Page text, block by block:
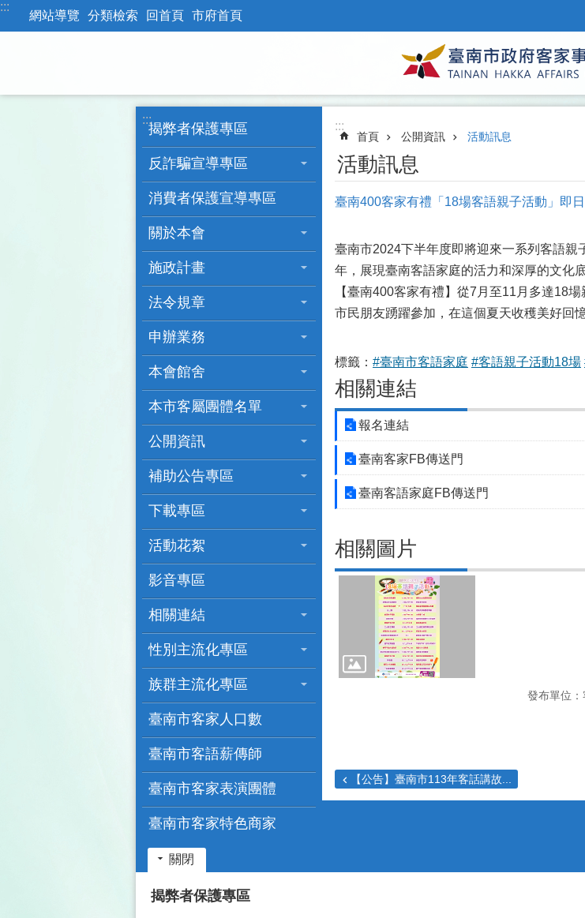
跳到主要內容區塊
:::
網站導覽 分類檢索 回首頁 市府首頁
:::
揭弊者保護專區
反詐騙宣導專區
消費者保護宣導專區
關於本會
施政計畫
法令規章
申辦業務
本會館舍
本市客屬團體名單
公開資訊
補助公告專區
下載專區
活動花絮
影音專區
相關連結
性別主流化專區
族群主流化專區
臺南市客家人口數
臺南市客語薪傳師
臺南市客家表演團體
臺南市客家特色商家
:::
首頁 公開資訊 活動訊息
活動訊息
臺南400客家有禮「18場客語親子活動」即
臺南市2024下半年度即將迎來一系列客語親
年，展現臺南客語家庭的活力和深厚的文化底
【臺南400客家有禮】從7月至11月多達18
市民朋友踴躍參加，在這個夏天收穫美好回
標籤： #臺南市客語家庭 #客語親子活動18場
相關連結
報名連結
臺南客家FB傳送門
臺南客語家庭FB傳送門
相關圖片
發布單位
【公告】臺南市113年客話講故...
關閉
揭弊者保護專區